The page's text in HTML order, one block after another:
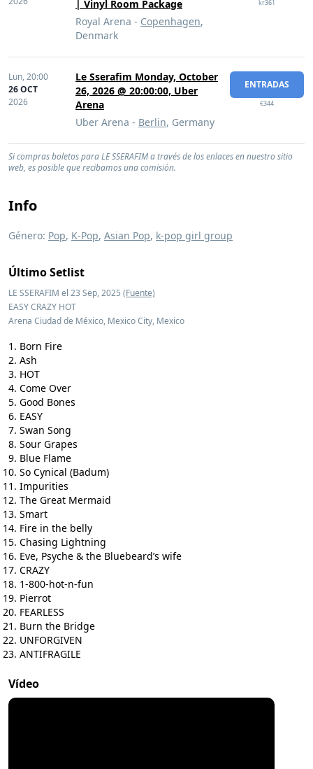
| Vinyl Room Package
Royal Arena - Copenhagen,
Denmark
kr361
Lun,20:00
26 OCT
2026
Le Sserafim Monday, October
26, 2026 @ 20:00:00, Uber
Arena
Uber Arena - Berlin, Germany
ENTRADAS
€344
Si compras boletos para LE SSERAFIM a través de los enlaces en nuestro sitio
web, es posible que recibamos una comisión.
Info
Género: Pop, K-Pop, Asian Pop, k-pop girl group
Último Setlist
LE SSERAFIM el 23 Sep, 2025 (Fuente)
EASY CRAZY HOT
Arena Ciudad de México, Mexico City, Mexico
Born Fire
Ash
HOT
Come Over
Good Bones
EASY
Swan Song
Sour Grapes
Blue Flame
So Cynical (Badum)
Impurities
The Great Mermaid
Smart
Fire in the belly
Chasing Lightning
Eve, Psyche & the Bluebeard’s wife
CRAZY
1-800-hot-n-fun
Pierrot
FEARLESS
Burn the Bridge
UNFORGIVEN
ANTIFRAGILE
Vídeo